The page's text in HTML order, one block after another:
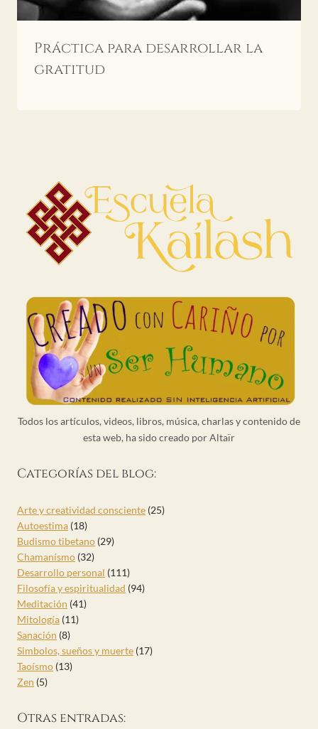
Práctica para desarrollar la
gratitud
Todos los artículos, videos, libros, música, charlas y contenido de
esta web, ha sido creado por Altaïr
Categorías del blog:
Arte y creatividad consciente (25)
Autoestima (18)
Budismo tibetano (29)
Chamanísmo (32)
Desarrollo personal (111)
Filosofía y espiritualidad (94)
Meditación (41)
Mitología (11)
Sanación (8)
Simbolos, sueños y muerte (17)
Taoísmo (13)
Zen (5)
Otras entradas: